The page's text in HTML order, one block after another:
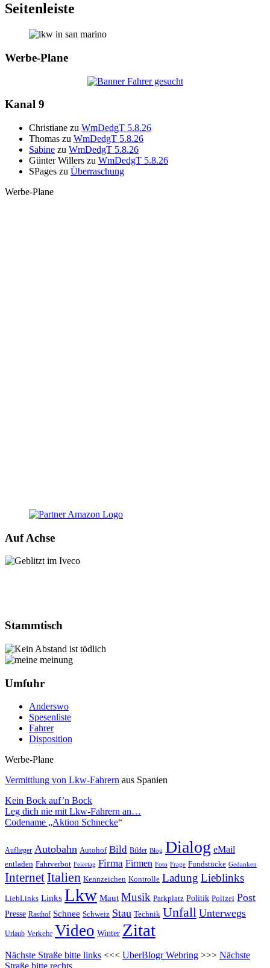
Seitenleiste
Werbe-Plane
Kanal 9
Christiane zu WmDedgT 5.8.26
Thomas zu WmDedgT 5.8.26
Sabine zu WmDedgT 5.8.26
Günter Willers zu WmDedgT 5.8.26
SPages zu Überraschung
Werbe-Plane
Auf Achse
Stammtisch
Umfuhr
Anderswo
Spesenliste
Fahrer
Disposition
Werbe-Plane
Vermittlung von Lkw-Fahrern aus Spanien
Kein Bock auf’n Bock
Leg dich nie mit Lkw-Fahrern an…
Codename „Aktion Schnecke“
Auflieger Autobahn Autohof Bild Bilder Blog Dialog eMail
entladen Fahrverbot Feiertag Firma Firmen Foto Frage Fundstücke Gedanken
InternetItalien Kennzeichen Kontrolle Ladung Lieblinks
LiebLinks Links Lkw Maut Musik Parkplatz Politik Polizei Post
Presse Rasthof Schnee Schweiz Stau Technik Unfall Unterwegs
Urlaub Verkehr Video Winter Zitat
Nächste Straße bitte links <<< UberBlogr Webring >>> Nächste